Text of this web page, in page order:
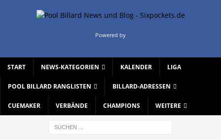
Powered by
START NEWS-KATEGORIEN KALENDER LIGA
POOL BILLARD RANGLISTEN BILLARD-ADRESSEN
CUEMAKER VERBÄNDE CHAMPIONS WEITERE